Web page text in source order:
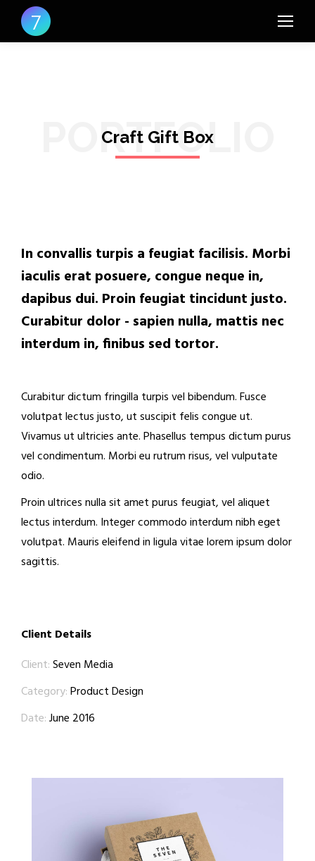
PORTFOLIO
Craft Gift Box
In convallis turpis a feugiat facilisis. Morbi
iaculis erat posuere, congue neque in,
dapibus dui. Proin feugiat tincidunt justo.
Curabitur dolor - sapien nulla, mattis nec
interdum in, finibus sed tortor.
Curabitur dictum fringilla turpis vel bibendum. Fusce
volutpat lectus justo, ut suscipit felis congue ut.
Vivamus ut ultricies ante. Phasellus tempus dictum purus
vel condimentum. Morbi eu rutrum risus, vel vulputate
odio.
Proin ultrices nulla sit amet purus feugiat, vel aliquet
lectus interdum. Integer commodo interdum nibh eget
volutpat. Mauris eleifend in ligula vitae lorem ipsum dolor
sagittis.
Client Details
Client:Seven Media
Category:Product Design
Date:June 2016